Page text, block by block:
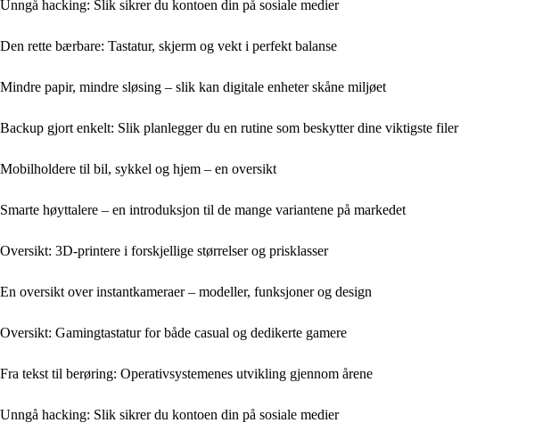
Unngå hacking: Slik sikrer du kontoen din på sosiale medier
Den rette bærbare: Tastatur, skjerm og vekt i perfekt balanse
Mindre papir, mindre sløsing – slik kan digitale enheter skåne miljøet
Backup gjort enkelt: Slik planlegger du en rutine som beskytter dine viktigste filer
Mobilholdere til bil, sykkel og hjem – en oversikt
Smarte høyttalere – en introduksjon til de mange variantene på markedet
Oversikt: 3D-printere i forskjellige størrelser og prisklasser
En oversikt over instantkameraer – modeller, funksjoner og design
Oversikt: Gamingtastatur for både casual og dedikerte gamere
Fra tekst til berøring: Operativsystemenes utvikling gjennom årene
Unngå hacking: Slik sikrer du kontoen din på sosiale medier